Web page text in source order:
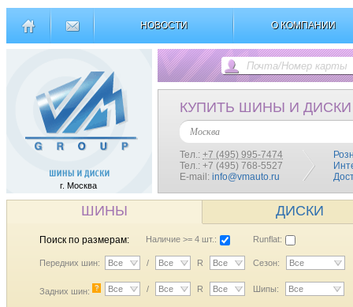
НОВОСТИ О КОМПАНИИ
г. Москва
КУПИТЬ ШИНЫ И ДИСКИ
Москва
Тел.: +7 (495) 995-7474
Тел.: +7 (495) 768-5527
E-mail: info@vmauto.ru
ШИНЫ ДИСКИ
Поиск по размерам: Наличие >= 4 шт.: Runflat:
Передних шин: Все / Все R Все Сезон: Все
Задних шин: ? Все / Все R Все Шипы: Все